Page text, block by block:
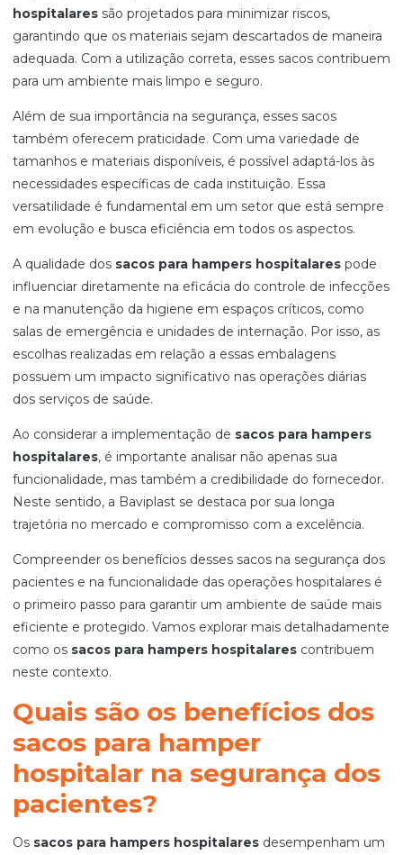
hospitalares são projetados para minimizar riscos,
garantindo que os materiais sejam descartados de maneira
adequada. Com a utilização correta, esses sacos contribuem
para um ambiente mais limpo e seguro.
Além de sua importância na segurança, esses sacos
também oferecem praticidade. Com uma variedade de
tamanhos e materiais disponíveis, é possível adaptá-los às
necessidades específicas de cada instituição. Essa
versatilidade é fundamental em um setor que está sempre
em evolução e busca eficiência em todos os aspectos.
A qualidade dos sacos para hampers hospitalares pode
influenciar diretamente na eficácia do controle de infecções
e na manutenção da higiene em espaços críticos, como
salas de emergência e unidades de internação. Por isso, as
escolhas realizadas em relação a essas embalagens
possuem um impacto significativo nas operações diárias
dos serviços de saúde.
Ao considerar a implementação de sacos para hampers
hospitalares, é importante analisar não apenas sua
funcionalidade, mas também a credibilidade do fornecedor.
Neste sentido, a Baviplast se destaca por sua longa
trajetória no mercado e compromisso com a excelência.
Compreender os benefícios desses sacos na segurança dos
pacientes e na funcionalidade das operações hospitalares é
o primeiro passo para garantir um ambiente de saúde mais
eficiente e protegido. Vamos explorar mais detalhadamente
como os sacos para hampers hospitalares contribuem
neste contexto.
Quais são os benefícios dos
sacos para hamper
hospitalar na segurança dos
pacientes?
Os sacos para hampers hospitalares desempenham um